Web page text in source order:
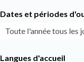
Dates et périodes
Toute l'année tous les
Langues d'accueil